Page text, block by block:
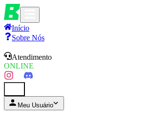
Início
Sobre Nós
Atendimento
ONLINE
Meu Usuário